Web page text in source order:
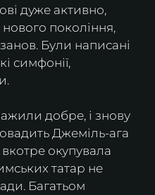
дуже активно,
покоління,
Були написані
симфонії,
добре, і знову
Джеміль-ага
окупувала
татар не
Багатьом